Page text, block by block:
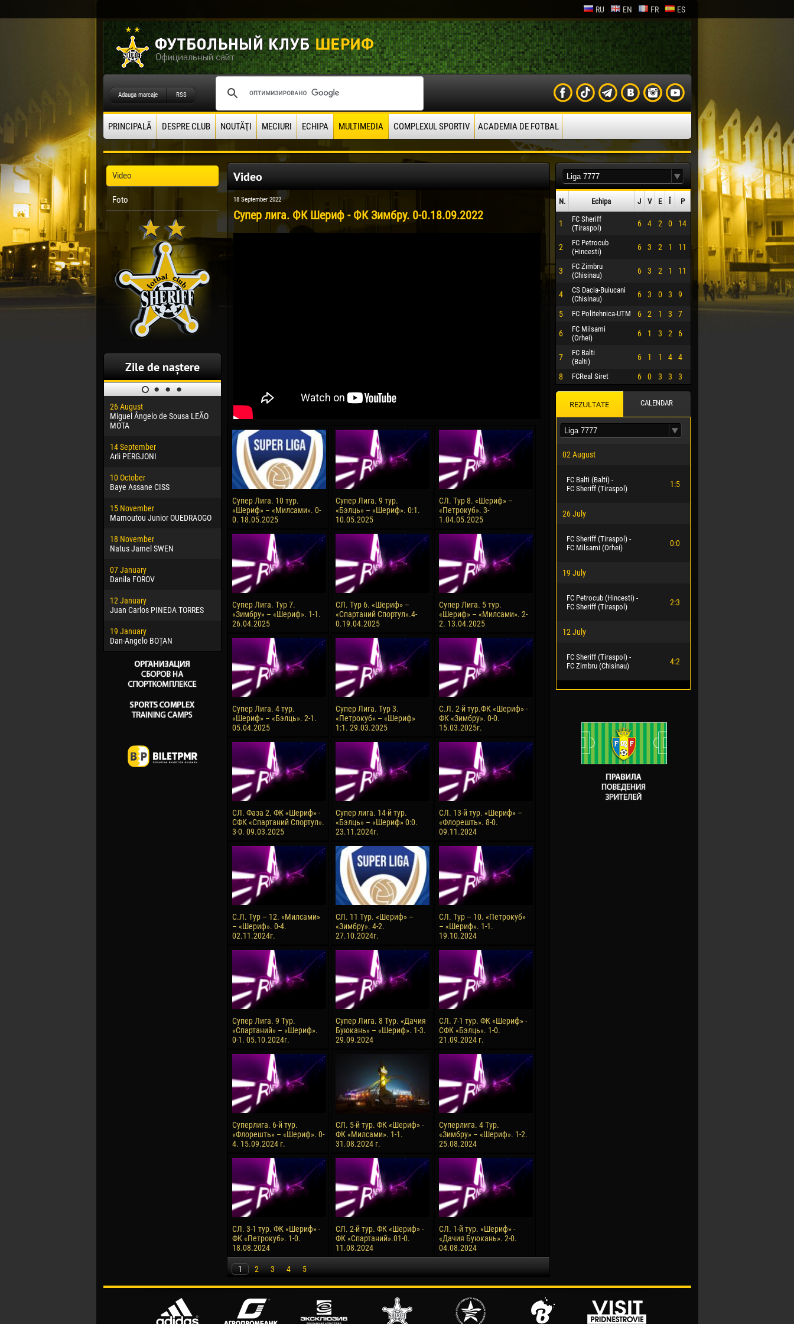
RU EN FR ES
Adauga marcaje RSS
PRINCIPALĂ DESPRE CLUB NOUTĂŢI MECIURI ECHIPA MULTIMEDIA COMPLEXUL SPORTIV ACADEMIA DE FOTBAL
Video
Foto
Zile de naștere
26 August
Miguel Ângelo de Sousa LEÃO
MOTA
14 September
Arli PERGJONI
10 October
Baye Assane CISS
15 November
Mamoutou Junior OUEDRAOGO
18 November
Natus Jamel SWEN
07 January
Danila FOROV
12 January
Juan Carlos PINEDA TORRES
19 January
Dan-Angelo BOȚAN
30 January
Dhoraso Moreo KLAS
24 February
Vladislav COSTIN
02 March
Veaceslav COZMA
09 March
Emmanuel AFETSE
Jayder Moreno ASPRILLA
22 March
Samba KONÉ
26 March
Vitor Hugo Morais de OLIVEIRA
28 March
04 May
13 May
Renat JOSAN
24 May
Nicolaе CEBOTARI
15 June
Konan Jaures-Ulrich LOUKOU
Victor CIUMAȘU
28 June
Soumaila MAGASSOUBA
10 July
Bourama FOMBA
15 July
Jair Ameth MODELO HERRERA
21 July
Emil TIMBUR
24 July
Mihail COROTCOV
27 July
Vladimir FRATEA
Video
18 September 2022
Супер лига. ФК Шериф - ФК Зимбру. 0-0.18.09.2022
Супер Лига. 10 тур.
«Шериф» – «Милсами». 0-
0. 18.05.2025
Супер Лига. 9 тур.
«Бэлць» – «Шериф». 0:1.
10.05.2025
СЛ. Тур 8. «Шериф» –
«Петрокуб». 3-
1.04.05.2025
Супер Лига. Тур 7.
«Зимбру» – «Шериф». 1-1.
26.04.2025
СЛ. Тур 6. «Шериф» –
«Спартаний Спортул».4-
0.19.04.2025
Супер Лига. 5 тур.
«Шериф» – «Милсами». 2-
2. 13.04.2025
Супер Лига. 4 тур.
«Шериф» – «Бэлць». 2-1.
05.04.2025
Супер Лига. Тур 3.
«Петрокуб» – «Шериф»
1:1. 29.03.2025
С.Л. 2-й тур.ФК «Шериф» -
ФК «Зимбру». 0-0.
15.03.2025г.
СЛ. Фаза 2. ФК «Шериф» -
СФК «Спартаний Спортул».
3-0. 09.03.2025
Супер лига. 14-й тур.
«Бэлць» – «Шериф» 0:0.
23.11.2024г.
СЛ. 13-й тур. «Шериф» –
«Флорешть». 8-0.
09.11.2024
С.Л. Тур – 12. «Милсами»
– «Шериф». 0-4.
02.11.2024г.
СЛ. 11 Тур. «Шериф» –
«Зимбру». 4-2.
27.10.2024г.
СЛ. Тур – 10. «Петрокуб»
– «Шериф». 1-1.
19.10.2024
Супер Лига. 9 Тур.
«Спартаний» – «Шериф».
0-1. 05.10.2024г.
Супер Лига. 8 Тур. «Дачия
Буюкань» – «Шериф». 1-3.
29.09.2024
СЛ. 7-1 тур. ФК «Шериф» -
СФК «Бэлць». 1-0.
21.09.2024 г.
Суперлига. 6-й тур.
«Флорешть» – «Шериф». 0-
4. 15.09.2024 г.
СЛ. 5-й тур. ФК «Шериф» -
ФК «Милсами». 1-1.
31.08.2024 г.
Суперлига. 4 Тур.
«Зимбру» – «Шериф». 1-2.
25.08.2024
СЛ. 3-1 тур. ФК «Шериф» -
ФК «Петрокуб». 1-0.
18.08.2024
СЛ. 2-й тур. ФК «Шериф» -
ФК «Спартаний».01-0.
11.08.2024
СЛ. 1-й тур. «Шериф» -
«Дачия Буюкань». 2-0.
04.08.2024
1 2 3 4 5
N. Echipa J V E Î P
1
FC Sheriff
(Tiraspol)
6 4 2 0 14
2
FC Petrocub
(Hincesti)
6 3 2 1 11
3
FC Zimbru
(Chisinau)
6 3 2 1 11
4
CS Dacia-Buiucani
(Chisinau)
6 3 0 3 9
5 FC Politehnica-UTM 6 2 1 3 7
6
FC Milsami
(Orhei)
6 1 3 2 6
7
FC Balti
(Balti)
6 1 1 4 4
8 FCReal Siret 6 0 3 3 3
REZULTATE CALENDAR
02 August
FC Balti (Balti) -
FC Sheriff (Tiraspol)
1:5
26 July
FC Sheriff (Tiraspol) -
FC Milsami (Orhei)
0:0
19 July
FC Petrocub (Hincesti) -
FC Sheriff (Tiraspol)
2:3
12 July
FC Sheriff (Tiraspol) -
FC Zimbru (Chisinau)
4:2